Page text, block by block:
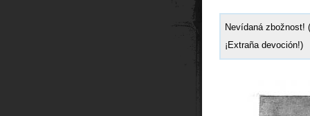
Nevídaná zbožnost!
¡Extraña devoción!)